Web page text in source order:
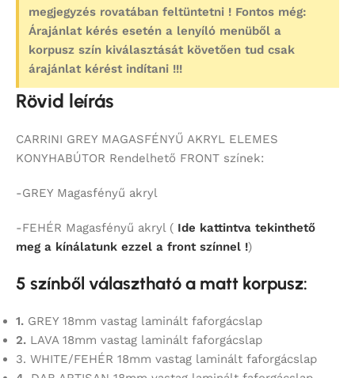
megjegyzés rovatában feltüntetni ! Fontos még:
Árajánlat kérés esetén a lenyíló menüből a
korpusz szín kiválasztását követően tud csak
árajánlat kérést indítani !!!
Rövid leírás
CARRINI GREY MAGASFÉNYŰ AKRYL ELEMES
KONYHABÚTOR Rendelhető FRONT színek:
-GREY Magasfényű akryl
-FEHÉR Magasfényű akryl ( Ide kattintva tekinthető
meg a kínálatunk ezzel a front színnel !)
5 színből választható a matt korpusz:
1. GREY 18mm vastag laminált faforgácslap
2. LAVA 18mm vastag laminált faforgácslap
3. WHITE/FEHÉR 18mm vastag laminált faforgácslap